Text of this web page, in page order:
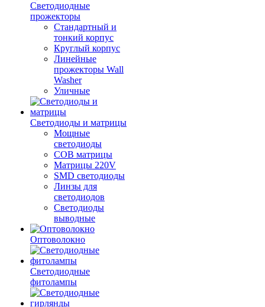
Светодиодные
прожекторы
Стандартный и
тонкий корпус
Круглый корпус
Линейные
прожекторы Wall
Washer
Уличные
Светодиоды и матрицы
Мощные
светодиоды
COB матрицы
Матрицы 220V
SMD светодиоды
Линзы для
светодиодов
Светодиоды
выводные
Оптоволокно
Светодиодные
фитолампы